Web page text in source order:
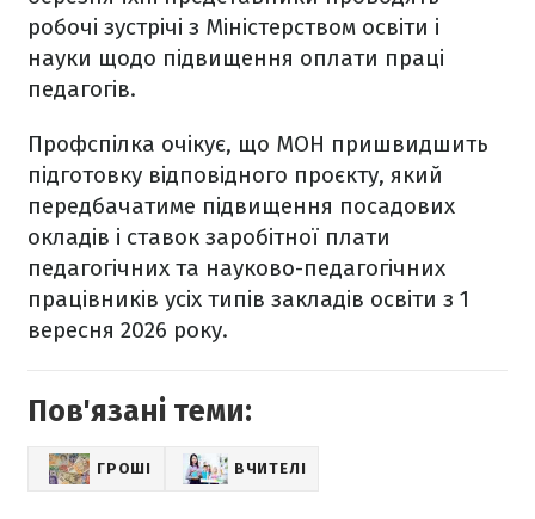
робочі зустрічі з Міністерством освіти і
науки щодо підвищення оплати праці
педагогів.
Профспілка очікує, що МОН пришвидшить
підготовку відповідного проєкту, який
передбачатиме підвищення посадових
окладів і ставок заробітної плати
педагогічних та науково-педагогічних
працівників усіх типів закладів освіти з 1
вересня 2026 року.
Пов'язані теми:
ГРОШІ ВЧИТЕЛІ